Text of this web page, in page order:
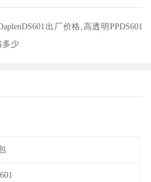
出厂价格,高透明PPDS601
多少